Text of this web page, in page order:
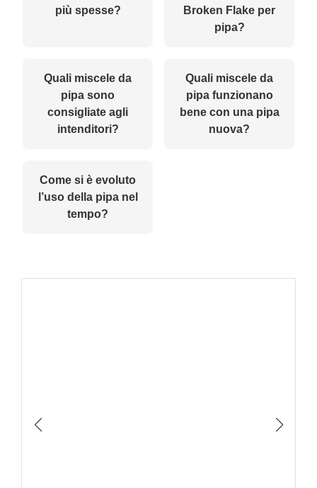
più spesse?
Broken Flake per
pipa?
Quali miscele da
pipa sono
consigliate agli
intenditori?
Quali miscele da
pipa funzionano
bene con una pipa
nuova?
Come si è evoluto
l’uso della pipa nel
tempo?